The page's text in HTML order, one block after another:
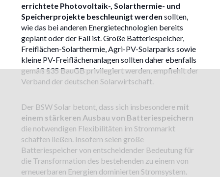
errichtete Photovoltaik-, Solarthermie- und
Speicherprojekte beschleunigt werden sollten,
wie das bei anderen Energietechnologien bereits
geplant oder der Fall ist. Große Batteriespeicher,
Freiflächen-Solarthermie, Agri-PV-Solarparks sowie
kleine PV-Freiflächenanlagen sollten daher ebenfalls
gemäß §35 BauGB privilegiert werden, empfiehlt der
Verband der deutschen Solarwirtschaft.
Der BSW Solar betont, dass sich insbesondere mit
einem stärkeren Ausbau von Batteriespeichern
die notwendigen Flexibilitäten im Strommarkt
schaffen ließen. Insofern seien große
Batteriespeicher von entscheidender Bedeutung für
die Transformation des bestehenden zu einem von
erneuerbaren Energien dominierten Stromsystem.